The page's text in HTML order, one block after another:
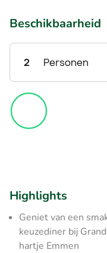
Beschikbaarheid
2 Personen
Highlights
Geniet van een
keuzediner bij
hartje Emmen